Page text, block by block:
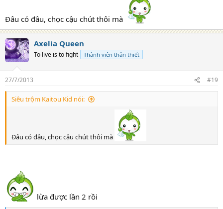
Đâu có đâu, chọc cậu chút thôi mà
Axelia Queen
To live is to fight Thành viên thân thiết
27/7/2013 #19
Siêu trộm Kaitou Kid nói:
Đâu có đâu, chọc cậu chút thôi mà
lừa được lần 2 rồi